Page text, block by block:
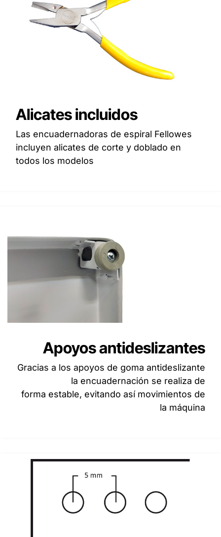
Alicates incluidos
Las encuadernadoras de espiral Fellowes
incluyen alicates de corte y doblado en
todos los modelos
Apoyos antideslizantes
Gracias a los apoyos de goma antideslizante
la encuadernación se realiza de
forma estable, evitando así movimientos de
la máquina